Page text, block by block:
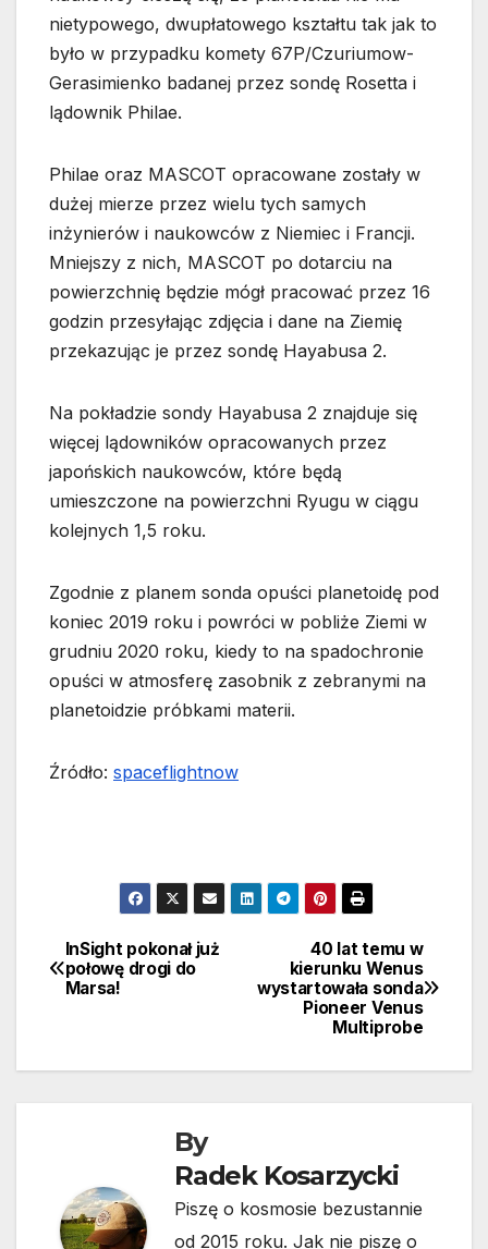
nietypowego, dwupłatowego kształtu tak jak to
było w przypadku komety 67P/Czuriumow-
Gerasimienko badanej przez sondę Rosetta i
lądownik Philae.
Philae oraz MASCOT opracowane zostały w
dużej mierze przez wielu tych samych
inżynierów i naukowców z Niemiec i Francji.
Mniejszy z nich, MASCOT po dotarciu na
powierzchnię będzie mógł pracować przez 16
godzin przesyłając zdjęcia i dane na Ziemię
przekazując je przez sondę Hayabusa 2.
Na pokładzie sondy Hayabusa 2 znajduje się
więcej lądowników opracowanych przez
japońskich naukowców, które będą
umieszczone na powierzchni Ryugu w ciągu
kolejnych 1,5 roku.
Zgodnie z planem sonda opuści planetoidę pod
koniec 2019 roku i powróci w pobliże Ziemi w
grudniu 2020 roku, kiedy to na spadochronie
opuści w atmosferę zasobnik z zebranymi na
planetoidzie próbkami materii.
Źródło: spaceflightnow
Nawigacja
wpisu
40 lat temu w
kierunku Wenus
wystartowała sonda
Pioneer Venus
Multiprobe
InSight pokonał już
połowę drogi do
Marsa!
By
Radek Kosarzycki
Piszę o kosmosie bezustannie
od 2015 roku. Jak nie piszę o